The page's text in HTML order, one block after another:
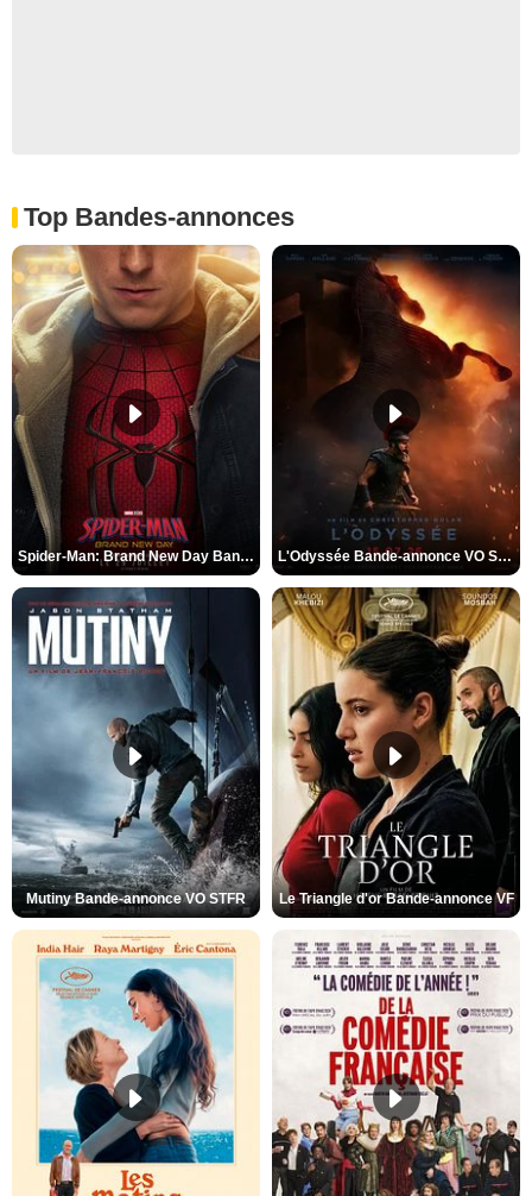
Top Bandes-annonces
Spider-Man: Brand New Day Bande-annonce VO STFR L'Odyssée Bande-annonce VO STFR
Mutiny Bande-annonce VO STFR Le Triangle d'or Bande-annonce VF